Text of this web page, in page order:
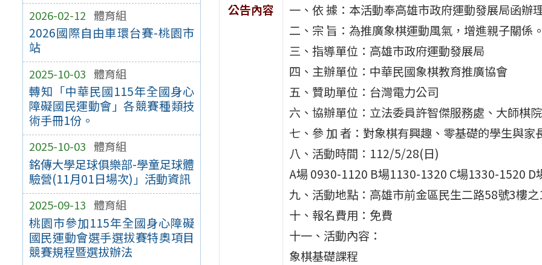
2026-02-12 體育組
2026國際自由車環台賽-桃園市
站
2025-10-03 體育組
轉知「中華民國115年全國身心
障礙國民運動會」各競賽種類技
術手冊1份。
2025-10-03 體育組
銘傳大學足球俱樂部-學童足球體
驗營(11月01日場次)」活動資訊
2025-09-13 體育組
桃園市參加115年全國身心障礙
國民運動會選手選拔賽特奧項目
競賽規程暨選拔辦法
公告內容
一、依 據：本活動奉高雄市政府運動發展局函辦
二、宗 旨：為推廣象棋運動風氣，增進親子關係
三、指導單位：高雄市政府運動發展局
四、主辦單位：中華民國象棋教育推廣協會
五、贊助單位：台灣電力公司
六、協辦單位：立法委員許智傑服務處、大師棋院
七、參 加 者：對象棋有興趣、零基礎的學生與家
八、活動時間：112/5/28(日)
A場 0930-1120 B場1130-1320 C場1330-1520 D
九、活動地點：高雄市前金區民生二路58號3樓
十、報名費用：免費
十一、活動內容：
象棋基礎課程